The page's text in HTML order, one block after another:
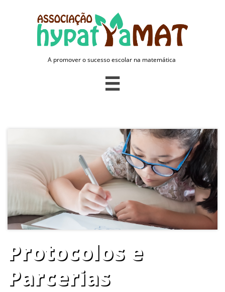
A promover o sucesso escolar na matemática

Protocolos e
Parcerias